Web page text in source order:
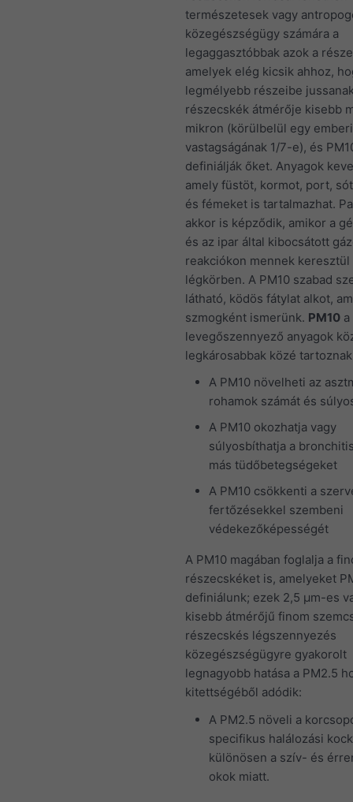
természetesek vagy
közegészségügy számára a
legaggasztóbbak azok a
amelyek elég kicsik ahhoz,
legmélyebb részeibe
részecskék átmérője kisebb
mikron (körülbelül egy
vastagságának 1/7-e), és
definiálják őket. Anyagok
amely füstöt, kormot, port,
és fémeket is tartalmazhat.
akkor is képződik, amikor a
és az ipar által kibocsátott
reakciókon mennek keresztül
légkörben. A PM10 szabad
látható, ködös fátylat alkot,
szmogként ismerünk. PM10 a
levegőszennyező anyagok
legkárosabbak közé
A PM10 növelheti az
rohamok számát és
A PM10 okozhatja vagy
súlyosbíthatja a
más tüdőbetegségeket
A PM10 csökkenti a
fertőzésekkel szembeni
védekezőképességét
A PM10 magában foglalja a
részecskéket is, amelyeket
definiálunk; ezek 2,5 μm-es
kisebb átmérőjű finom
részecskés légszennyezés
közegészségügyre gyakorolt
legnagyobb hatása a PM2.5
kitettségéből adódik:
A PM2.5 növeli a
specifikus halálozási
különösen a szív- és
okok miatt.